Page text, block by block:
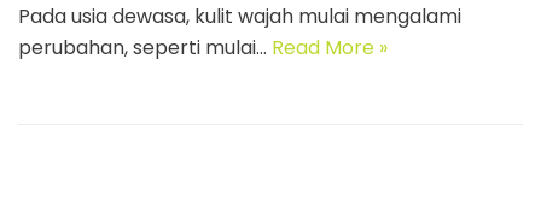
Pada usia dewasa, kulit wajah mulai mengalami
perubahan, seperti mulai… Read More »